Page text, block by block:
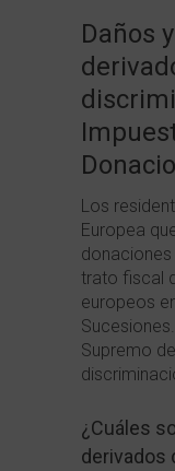
Daños
Los
Europea
donaciones
trato fiscal
europeos
Supremo
¿Cuáles
derivados